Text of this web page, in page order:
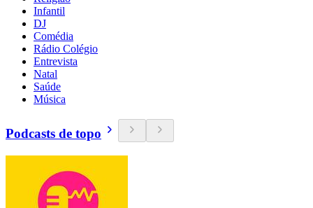
Infantil
DJ
Comédia
Rádio Colégio
Entrevista
Natal
Saúde
Música
Podcasts de topo